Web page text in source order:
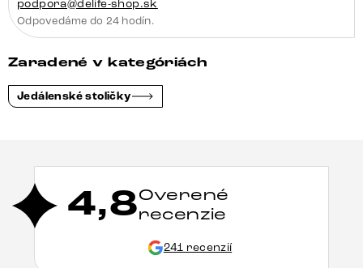
podpora@delife-shop.sk
Odpovedáme do 24 hodín.
Zaradené v kategóriách
Jedálenské stoličky
4,8Overené
recenzie
241 recenzií